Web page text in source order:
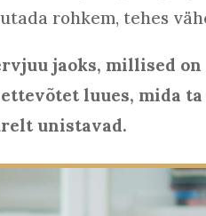
rohkem, tehes
jaoks, millised on
luues, mida ta
unistavad.